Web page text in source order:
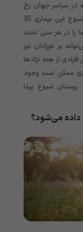
در سراسر جهان رخ
می‌دهد. میانگین سنی در زمان اولین شیوع این بیماری 35
را در هر سنی تحت
بر نوزادان نیز
از همه نژادها
ممکن است وجود
پوستان شیوع پیدا
می‌شود؟